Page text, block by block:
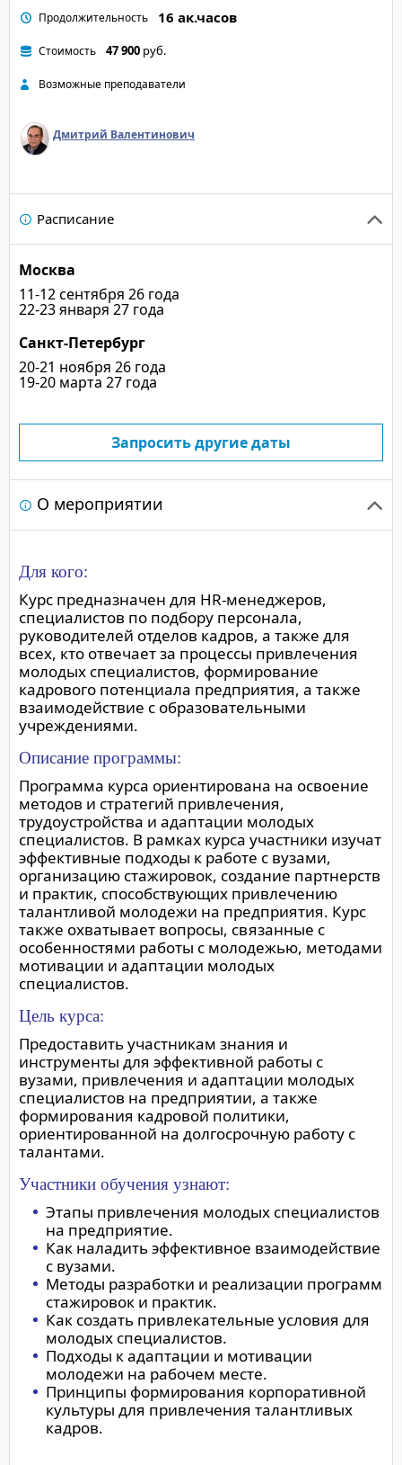
Продолжительность 16 ак.часов
Стоимость 47 900 руб.
Возможные преподаватели
Дмитрий Валентинович
Расписание
Москва
11-12 сентября 26 года
22-23 января 27 года
Санкт-Петербург
20-21 ноября 26 года
19-20 марта 27 года
Запросить другие даты
О мероприятии
Для кого:
Курс предназначен для HR-менеджеров,
специалистов по подбору персонала,
руководителей отделов кадров, а также для
всех, кто отвечает за процессы привлечения
молодых специалистов, формирование
кадрового потенциала предприятия, а также
взаимодействие с образовательными
учреждениями.
Описание программы:
Программа курса ориентирована на освоение
методов и стратегий привлечения,
трудоустройства и адаптации молодых
специалистов. В рамках курса участники изучат
эффективные подходы к работе с вузами,
организацию стажировок, создание партнерств
и практик, способствующих привлечению
талантливой молодежи на предприятия. Курс
также охватывает вопросы, связанные с
особенностями работы с молодежью, методами
мотивации и адаптации молодых
специалистов.
Цель курса:
Предоставить участникам знания и
инструменты для эффективной работы с
вузами, привлечения и адаптации молодых
специалистов на предприятии, а также
формирования кадровой политики,
ориентированной на долгосрочную работу с
талантами.
Участники обучения узнают:
Этапы привлечения молодых специалистов
на предприятие.
Как наладить эффективное взаимодействие
с вузами.
Методы разработки и реализации программ
стажировок и практик.
Как создать привлекательные условия для
молодых специалистов.
Подходы к адаптации и мотивации
молодежи на рабочем месте.
Принципы формирования корпоративной
культуры для привлечения талантливых
кадров.